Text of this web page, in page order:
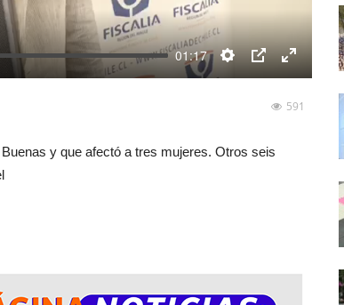
01:17
Settings
PIP
Enter
fullscreen
591
y que afectó a tres mujeres. Otros seis